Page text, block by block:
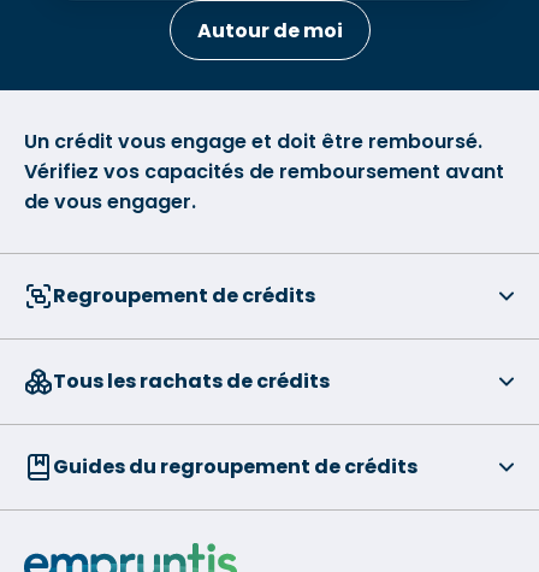
Autour de moi
Un crédit vous engage et doit être remboursé.
Vérifiez vos capacités de remboursement avant
de vous engager.
Regroupement de crédits
Tous les rachats de crédits
Guides du regroupement de crédits